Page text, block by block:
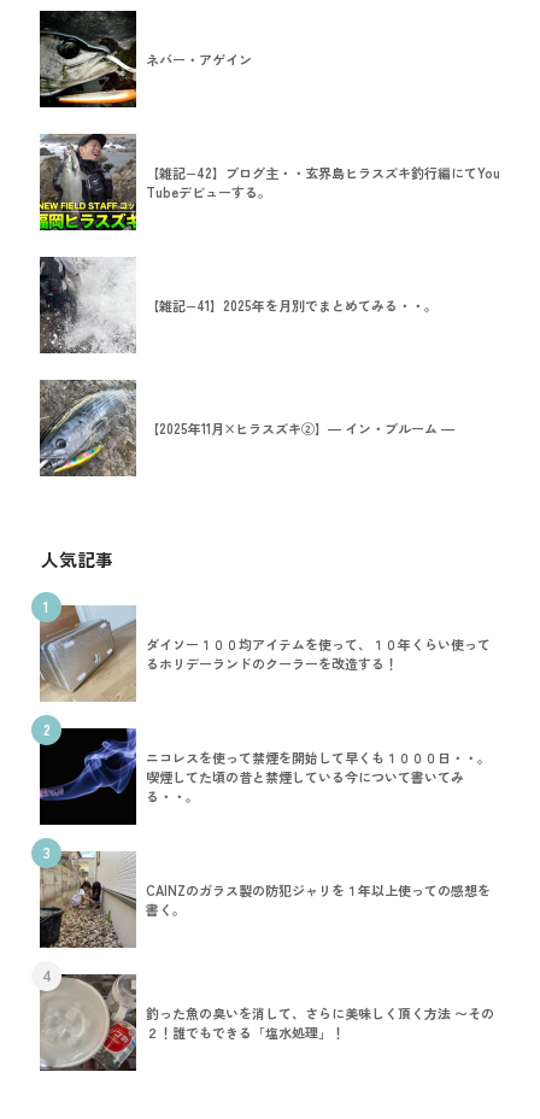
ネバー・アゲイン
【雑記−42】ブログ主・・玄界島ヒラスズキ釣行編にてYou
Tubeデビューする。
【雑記−41】2025年を月別でまとめてみる・・。
【2025年11月×ヒラスズキ②】― イン・ブルーム ―
人気記事
1
ダイソー１００均アイテムを使って、１０年くらい使って
るホリデーランドのクーラーを改造する！
2
ニコレスを使って禁煙を開始して早くも１０００日・・。
喫煙してた頃の昔と禁煙している今について書いてみ
る・・。
3
CAINZのガラス製の防犯ジャリを１年以上使っての感想を
書く。
4
釣った魚の臭いを消して、さらに美味しく頂く方法 〜その
２！誰でもできる「塩水処理」！